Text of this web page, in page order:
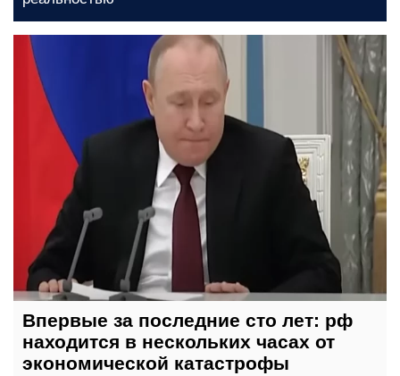
26 июня, 13:44
Впервые за последние сто лет: рф
находится в нескольких часах от
экономической катастрофы